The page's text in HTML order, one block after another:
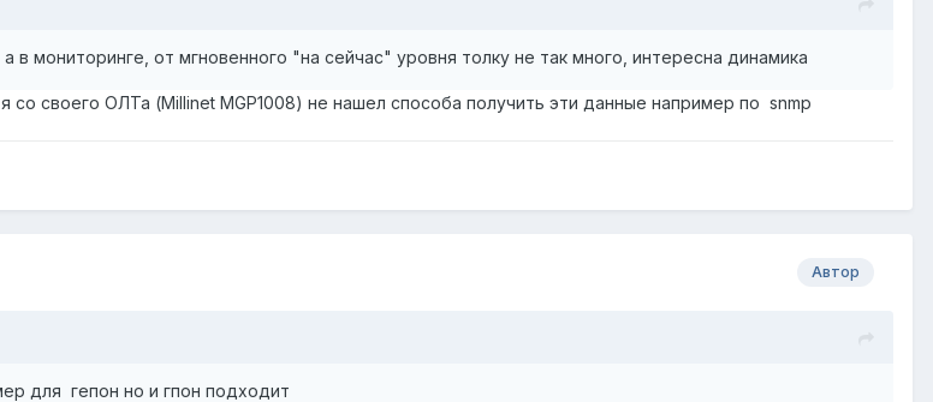
в мониторинге, от мгновенного "на сейчас" уровня толку не так много, интересна динамика
со своего ОЛТа (Millinet MGP1008) не нашел способа получить эти данные например по snmp
Автор
для гепон но и гпон подходит